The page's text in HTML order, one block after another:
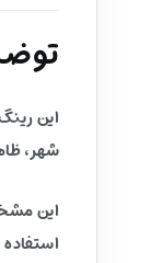
شهر،
این